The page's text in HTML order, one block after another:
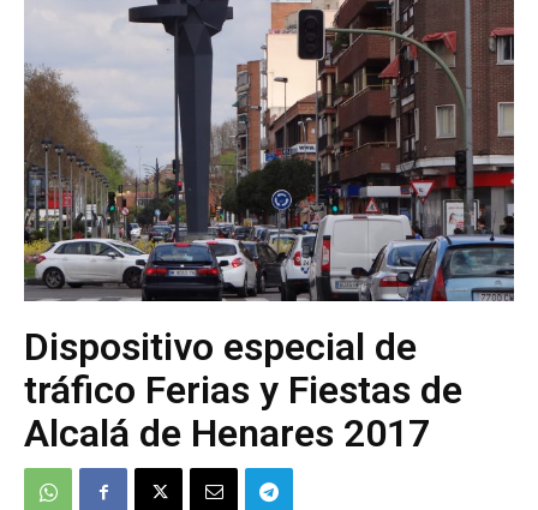
Dispositivo especial de
tráfico Ferias y Fiestas de
Alcalá de Henares 2017